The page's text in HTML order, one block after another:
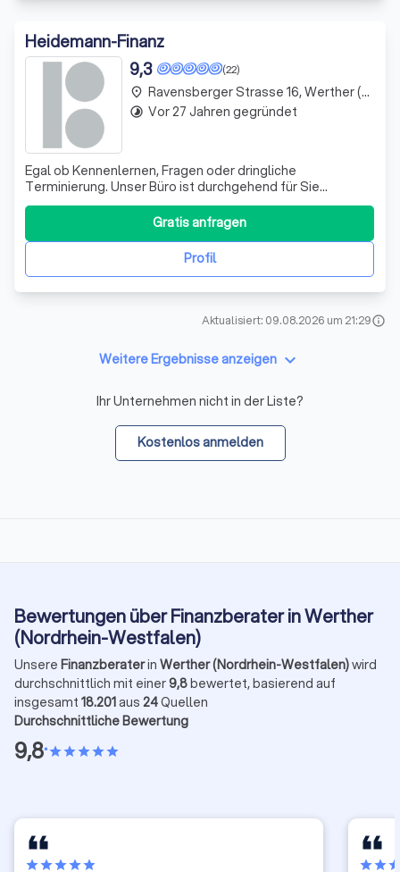
Heidemann-Finanz
(22)
9,3
Egal ob Kennenlernen, Fragen oder dringliche
Terminierung. Unser Büro ist durchgehend für Sie
geöffnet. Wir schätzen den offenen Austausch auf
Profil
Gratis anfragen
place Ravensberger Strasse 16, Werther (Nordrhein-Westfalen)
timelapse Vor 27 Jahren gegründet
Aktualisiert: 09.08.2026 um 21:29info
Weitere Ergebnisse anzeigen keyboard_arrow_down
Ihr Unternehmen nicht in der Liste?
Kostenlos anmelden
Bewertungen über Finanzberater in Werther
(Nordrhein-Westfalen)
Unsere Finanzberaterin Werther (Nordrhein-Westfalen)wird
durchschnittlich mit einer9,8bewertet, basierend auf
insgesamt 18.201aus 24Quellen
Durchschnittliche Bewertung
9,8•starstarstarstarstar
starstarstarstarstar starstar